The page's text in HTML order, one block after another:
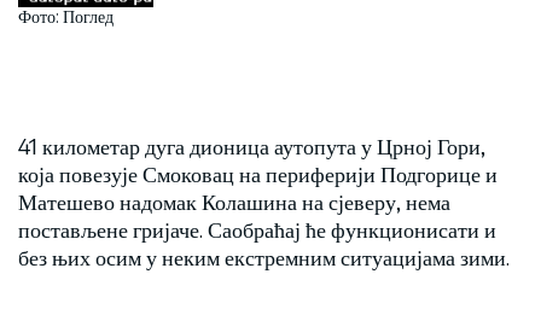
Фото: Поглед
41 километар дуга дионица аутопута у Црној Гори,
која повезује Смоковац на периферији Подгорице и
Матешево надомак Колашина на сјеверу, нема
постављене гријаче. Саобраћај ће функционисати и
без њих осим у неким екстремним ситуацијама зими.